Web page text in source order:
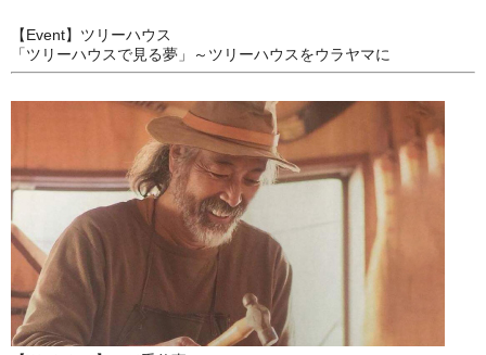
【Event】ツリーハウス
「ツリーハウスで見る夢」～ツリーハウスをウラヤマに